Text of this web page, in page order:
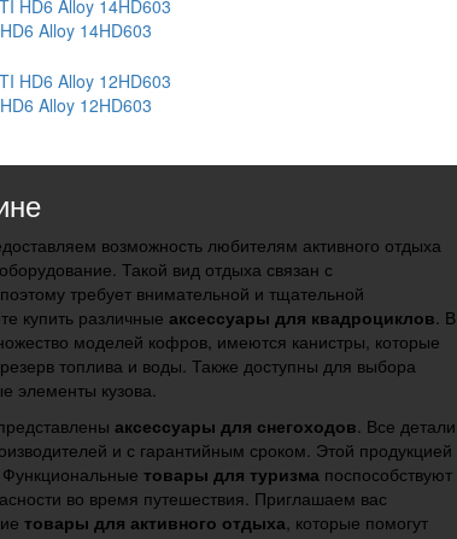
Alloy 14HD603
Alloy 12HD603
возможность любителям активного отдыха
Такой вид отдыха связан с
требует внимательной и тщательной
купить различные аксессуары для квадроциклов . В
моделей кофров, имеются канистры, которые
топлива и воды. Также доступны для выбора
элементы кузова.
аксессуары для снегоходов . Все детали
и с гарантийным сроком. Этой продукцией
товары для туризма поспособствуют
во время путешествия. Приглашаем вас
товары для активного отдыха , которые помогут